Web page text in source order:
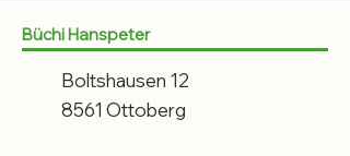
Büchi Hanspeter
Boltshausen 12
8561 Ottoberg